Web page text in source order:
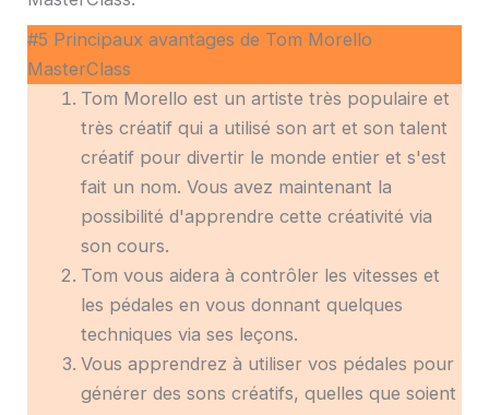
#5 Principaux avantages de Tom Morello
MasterClass
Tom Morello est un artiste très populaire et
très créatif qui a utilisé son art et son talent
créatif pour divertir le monde entier et s'est
fait un nom. Vous avez maintenant la
possibilité d'apprendre cette créativité via
son cours.
Tom vous aidera à contrôler les vitesses et
les pédales en vous donnant quelques
techniques via ses leçons.
Vous apprendrez à utiliser vos pédales pour
générer des sons créatifs, quelles que soient